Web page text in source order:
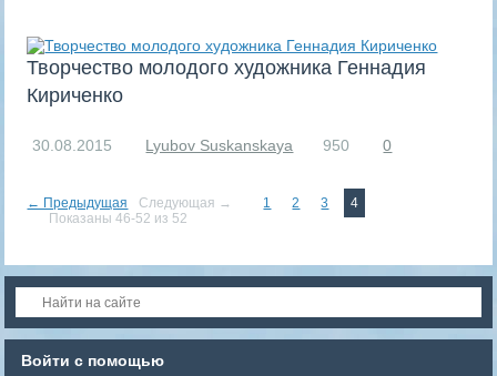
Творчество молодого художника Геннадия
Кириченко
30.08.2015 Lyubov Suskanskaya 950 0
← Предыдущая Следующая → 1 2 3
4
Показаны 46-52 из 52
Войти с помощью